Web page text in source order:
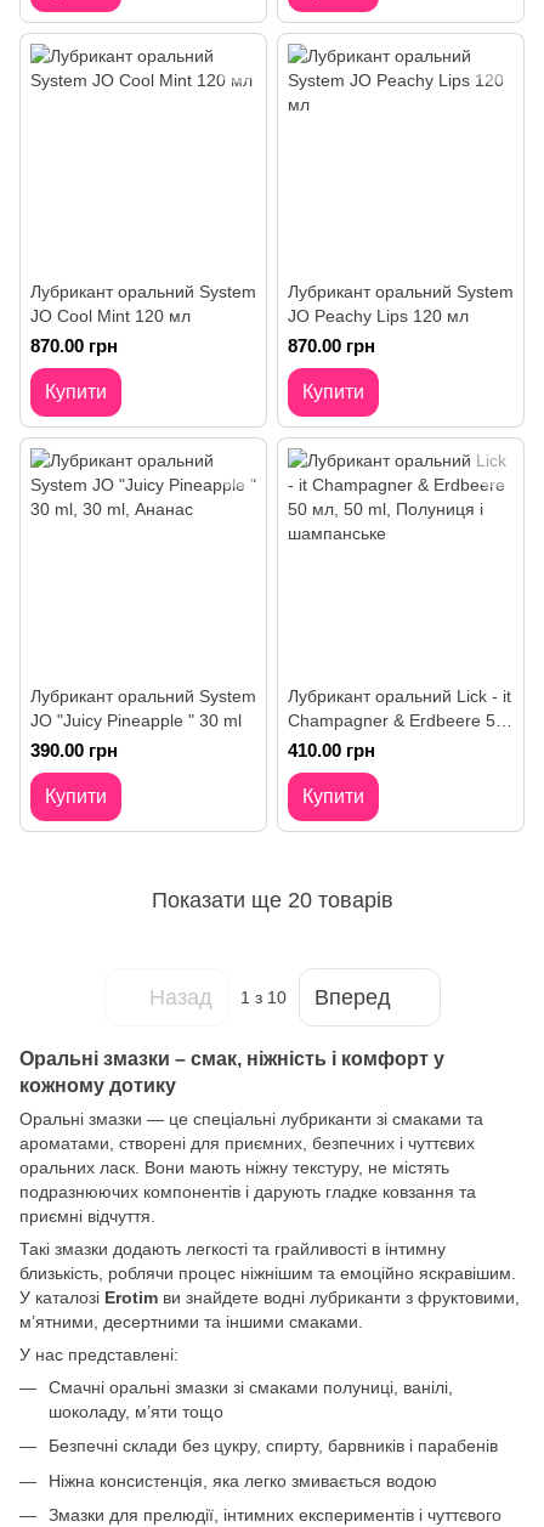
Лубрикант оральний System
JO Cool Mint 120 мл
870.00 грн
Купити
Лубрикант оральний System
JO Peachy Lips 120 мл
870.00 грн
Купити
Лубрикант оральний System
JO "Juicy Pineapple " 30 ml
390.00 грн
Купити
Лубрикант оральний Lick - it
Champagner & Erdbeere 50
мл
410.00 грн
Купити
Показати ще 20 товарів
Назад 1 з 10 Вперед
Оральні змазки – смак, ніжність і комфорт у
кожному дотику
Оральні змазки — це спеціальні лубриканти зі смаками та
ароматами, створені для приємних, безпечних і чуттєвих
оральних ласк. Вони мають ніжну текстуру, не містять
подразнюючих компонентів і дарують гладке ковзання та
приємні відчуття.
Такі змазки додають легкості та грайливості в інтимну
близькість, роблячи процес ніжнішим та емоційно яскравішим.
У каталозі Erotim ви знайдете водні лубриканти з фруктовими,
м’ятними, десертними та іншими смаками.
У нас представлені:
Смачні оральні змазки зі смаками полуниці, ванілі,
шоколаду, м’яти тощо
Безпечні склади без цукру, спирту, барвників і парабенів
Ніжна консистенція, яка легко змивається водою
Змазки для прелюдії, інтимних експериментів і чуттєвого